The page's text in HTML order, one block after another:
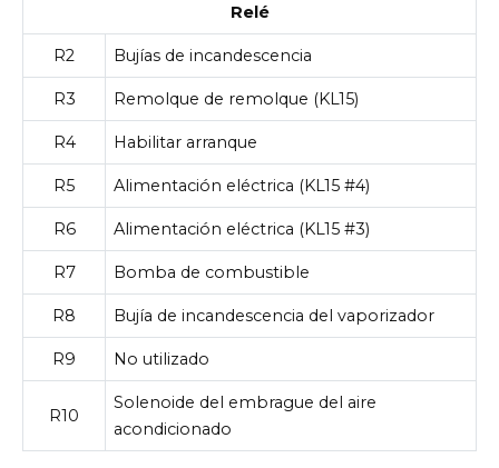
Relé
R2 Bujías de incandescencia
R3 Remolque de remolque (KL15)
R4 Habilitar arranque
R5 Alimentación eléctrica (KL15 #4)
R6 Alimentación eléctrica (KL15 #3)
R7 Bomba de combustible
R8 Bujía de incandescencia del vaporizador
R9 No utilizado
R10
Solenoide del embrague del aire
acondicionado